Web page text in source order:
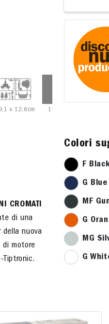
x 12,6cm 13,8 x 3,2cm
CROMATI
di una
nuova
motore
Tiptronic.
Colori
F
G
MF
G
MG
G